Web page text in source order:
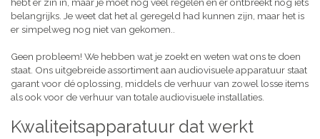
belangrijks. Je weet dat het al geregeld had kunnen zijn, maar het is
er simpelweg nog niet van gekomen..
Geen probleem! We hebben wat je zoekt en weten wat ons te doen
staat. Ons uitgebreide assortiment aan audiovisuele apparatuur staat
garant voor dé oplossing, middels de verhuur van zowel losse items
als ook voor de verhuur van totale audiovisuele installaties.
Kwaliteitsapparatuur dat werkt